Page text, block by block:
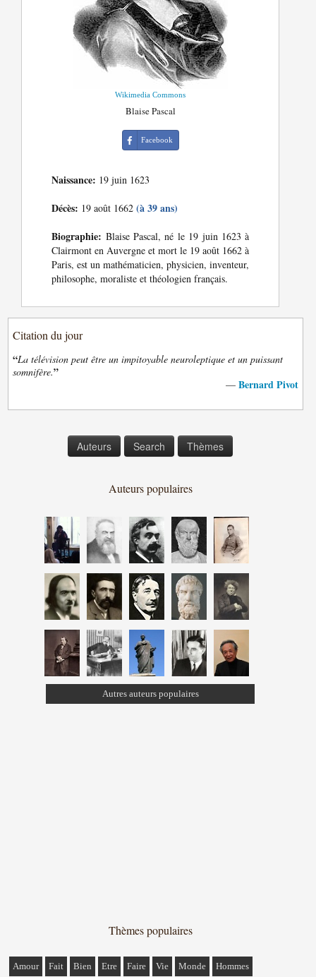
Wikimedia Commons
Blaise Pascal
Facebook
Naissance: 19 juin 1623
Décès: 19 août 1662(à 39 ans)
Biographie: Blaise Pascal, né le 19 juin 1623 à
Clairmont en Auvergne et mort le 19 août 1662 à
Paris, est un mathématicien, physicien, inventeur,
philosophe, moraliste et théologien français.
Citation du jour
“La télévision peut être un impitoyable neuroleptique et un puissant
somnifère.”
— Bernard Pivot
Auteurs Search Thèmes
Auteurs populaires
Autres auteurs populaires
Thèmes populaires
Amour Fait Bien Etre Faire Vie Monde Hommes